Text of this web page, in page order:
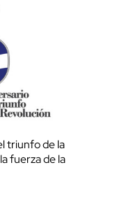
triunfo de la
fuerza de la